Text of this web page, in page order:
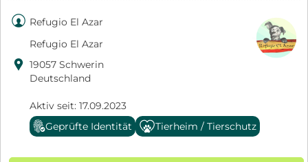
 Refugio El Azar
Refugio El Azar
 19057 Schwerin
Deutschland
Aktiv seit: 17.09.2023
Geprüfte Identität
Tierheim / Tierschutz